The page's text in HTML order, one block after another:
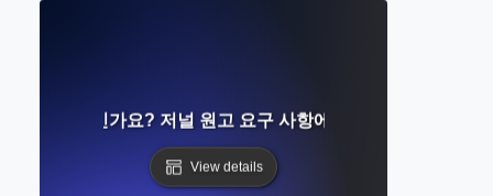
이란 무엇인가요? 저널 원고 요구 사항에 대한 단계별 가이드
View details